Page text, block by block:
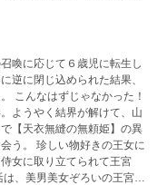
喚に応じて６歳児に転生し
逆に閉じ込められた結果、
！
ようやく結界が解けて、山
【天衣無縫の無頼姫】の異
の王女に
女に取り立てられて王宮